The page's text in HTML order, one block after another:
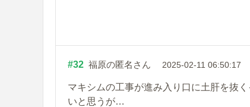
#32 福原の匿名さん 2025-02-11 06:50:17
マキシムの工事が進み入り口に土肝を抜
いと思うが…